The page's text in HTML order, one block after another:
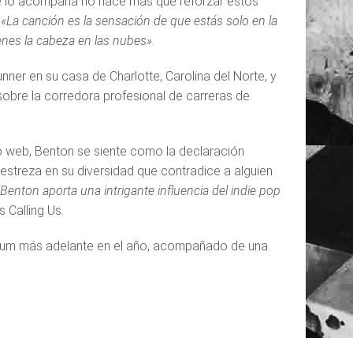
«La canción es la sensación de que estás solo en la
la cabeza en las nubes».
en su casa de Charlotte, Carolina del Norte, y
la corredora profesional de carreras de
Benton se siente como la declaración
en su diversidad que contradice a alguien
aporta una intrigante influencia del indie pop
Calling Us.
más adelante en el año, acompañado de una